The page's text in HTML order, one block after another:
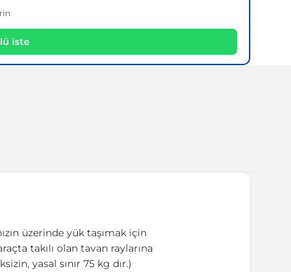
iste
üzerinde yük taşımak için
takılı olan tavan raylarına
yasal sınır 75 kg dır.)